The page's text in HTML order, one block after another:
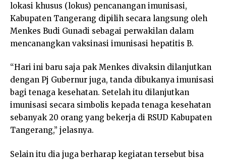
lokasi khusus (lokus) pencanangan imunisasi,
Kabupaten Tangerang dipilih secara langsung oleh
Menkes Budi Gunadi sebagai perwakilan dalam
mencanangkan vaksinasi imunisasi hepatitis B.
“Hari ini baru saja pak Menkes divaksin dilanjutkan
dengan Pj Gubernur juga, tanda dibukanya imunisasi
bagi tenaga kesehatan. Setelah itu dilanjutkan
imunisasi secara simbolis kepada tenaga kesehatan
sebanyak 20 orang yang bekerja di RSUD Kabupaten
Tangerang,” jelasnya.
Selain itu dia juga berharap kegiatan tersebut bisa